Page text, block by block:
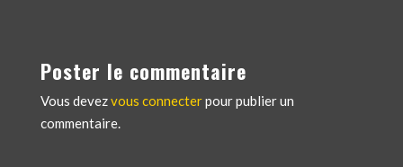
Poster le commentaire
Vous devezvous connecterpour publier un
commentaire.